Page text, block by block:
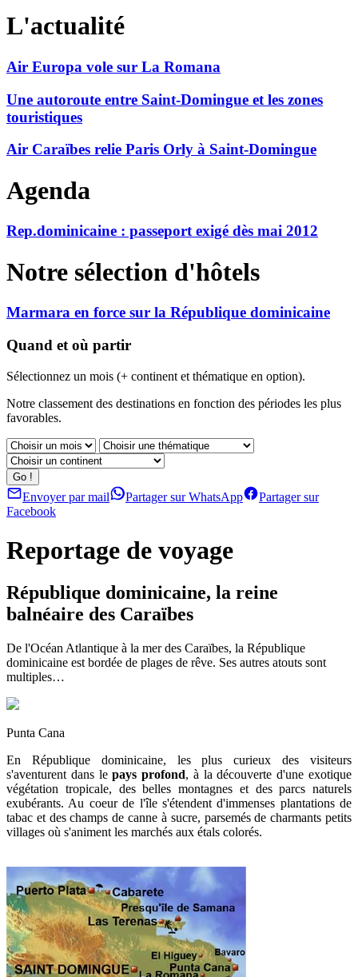
L'actualité
Air Europa vole sur La Romana
Une autoroute entre Saint-Domingue et les zones
touristiques
Air Caraïbes relie Paris Orly à Saint-Domingue
Agenda
Rep.dominicaine : passeport exigé dès mai 2012
Notre sélection d'hôtels
Marmara en force sur la République dominicaine
Quand et où partir
Sélectionnez un mois (+ continent et thématique en option).
Notre classement des destinations en fonction des périodes les plus
favorables.
Envoyer par mail Partager sur WhatsApp
Partager sur
Facebook
Reportage de voyage
République dominicaine, la reine
balnéaire des Caraïbes
De l'Océan Atlantique à la mer des Caraïbes, la République
dominicaine est bordée de plages de rêve. Ses autres atouts sont
multiples…
Punta Cana
En République dominicaine, les plus curieux des visiteurs
s'aventurent dans lepays profond, à la découverte d'une exotique
végétation tropicale, des belles montagnes et des parcs naturels
exubérants. Au coeur de l'île s'étendent d'immenses plantations de
tabac et des champs de canne à sucre, parsemés de charmants petits
villages où s'animent les marchés aux étals colorés.